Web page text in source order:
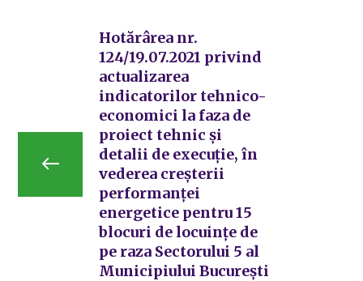
Hotărârea nr.
124/19.07.2021 privind
actualizarea
indicatorilor tehnico-
economici la faza de
proiect tehnic și
detalii de execuție, în
vederea creșterii
performanței
energetice pentru 15
blocuri de locuințe de
pe raza Sectorului 5 al
Municipiului București